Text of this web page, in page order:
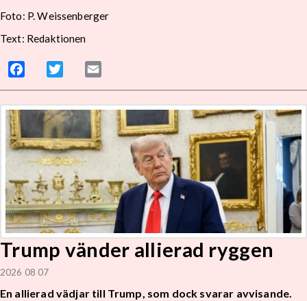
Foto: P. Weissenberger
Text: Redaktionen
Facebook Twitter
Trump vänder allierad ryggen
2026 08 07
En allierad vädjar till Trump, som dock svarar avvisande.